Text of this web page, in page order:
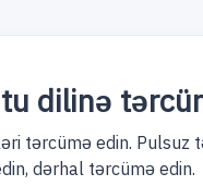
dilinə
tərcümə edin.
dərhal tərcümə edin.